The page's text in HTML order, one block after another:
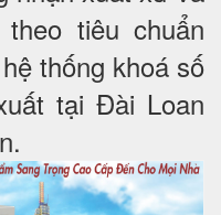
tiêu chuẩn
thống khoá số
tại Đài Loan